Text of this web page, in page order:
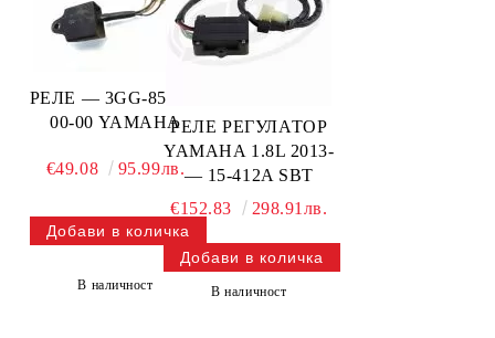
РЕЛЕ — 3GG-85590-
00-00 YAMAHA
€49.08 95.99лв.
В наличност
РЕЛЕ РЕГУЛАТОР
YAMAHA 1.8L 2013-
— 15-412A SBT
€152.83
298.91лв.
В наличност